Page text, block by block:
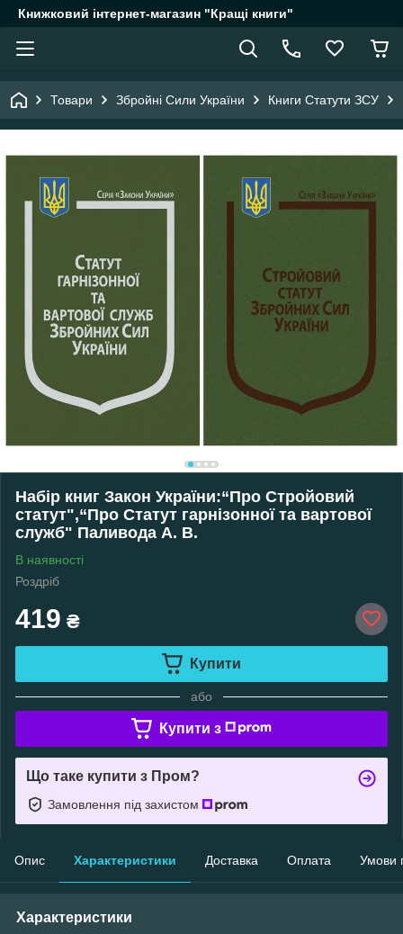
Книжковий інтернет-магазин "Кращі книги"
Товари Збройні Сили України Книги Статути ЗСУ
Набір книг Закон України:“Про Стройовий
статут",“Про Статут гарнізонної та вартової
служб" Паливода А. В.
В наявності
Роздріб
419 ₴
Купити
або
Купити з
Що таке купити з Пром?
Замовлення під захистом
Опис Характеристики Доставка Оплата Умови
Характеристики